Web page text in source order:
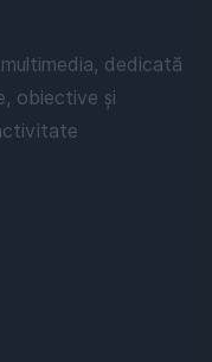
dedicată
obiective și